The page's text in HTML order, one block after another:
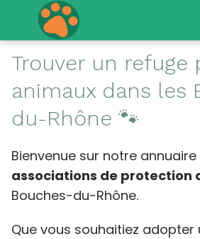
Trouver un refuge
animaux dans les
du-Rhône 🐾
Bienvenue sur notre annuaire
associations de protection
Bouches-du-Rhône.
Que vous souhaitiez adopter